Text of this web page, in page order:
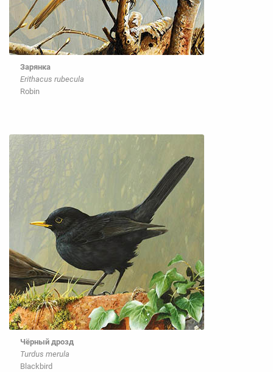
Зарянка
Erithacus rubecula
Robin
Чёрный дрозд
Turdus merula
Blackbird